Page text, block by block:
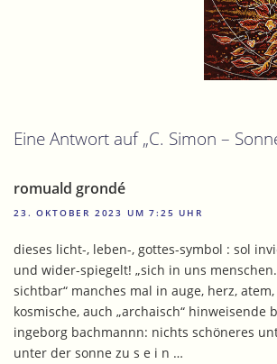
Eine Antwort auf „C. Simon –
romuald grondé
23. OKTOBER 2023 UM 7:25 UHR
dieses licht-, leben-, gottes-symbol : sol
und wider-spiegelt! „sich in uns
sichtbar“ manches mal in auge, herz,
kosmische, auch „archaisch“ hinweisende
ingeborg bachmannn: nichts schöneres
unter der sonne zu s e i n …